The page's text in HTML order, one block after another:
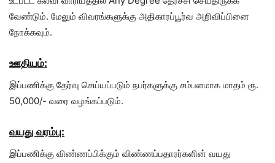
வேண்டும். மேலும் விவரங்களுக்கு அதிகாரப்பூர்வ அறிவிப்பினை
நோக்கவும்.
ஊதியம்:
இப்பணிக்கு தேர்வு செய்யப்படும் நபர்களுக்கு சம்பளமாக மாதம் ரூ.
50,000/- வரை வழங்கப்படும்.
வயது வரம்பு:
இப்பணிக்கு விண்ணப்பிக்கும் விண்ணப்பதாரர்களின் வயது